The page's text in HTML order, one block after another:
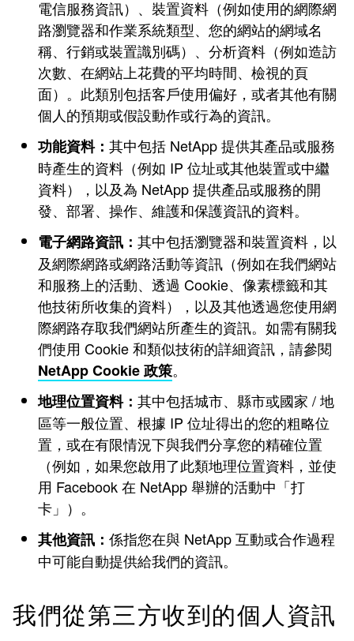
電信服務資訊）、裝置資料（例如使用的網際網
路瀏覽器和作業系統類型、您的網站的網域名
稱、行銷或裝置識別碼）、分析資料（例如造訪
次數、在網站上花費的平均時間、檢視的頁
面）。此類別包括客戶使用偏好，或者其他有關
個人的預期或假設動作或行為的資訊。
功能資料： 其中包括 NetApp 提供其產品或服務
時產生的資料（例如 IP 位址或其他裝置或中繼
資料），以及為 NetApp 提供產品或服務的開
發、部署、操作、維護和保護資訊的資料。
電子網路資訊： 其中包括瀏覽器和裝置資料，以
及網際網路或網路活動等資訊（例如在我們網站
和服務上的活動、透過 Cookie、像素標籤和其
他技術所收集的資料），以及其他透過您使用網
際網路存取我們網站所產生的資訊。如需有關我
們使用 Cookie 和類似技術的詳細資訊，請參閱
NetApp Cookie 政策。
地理位置資料： 其中包括城市、縣市或國家 / 地
區等一般位置、根據 IP 位址得出的您的粗略位
置，或在有限情況下與我們分享您的精確位置
（例如，如果您啟用了此類地理位置資料，並使
用 Facebook 在 NetApp 舉辦的活動中「打
卡」）。
其他資訊： 係指您在與 NetApp 互動或合作過程
中可能自動提供給我們的資訊。
我們從第三方收到的個人資訊